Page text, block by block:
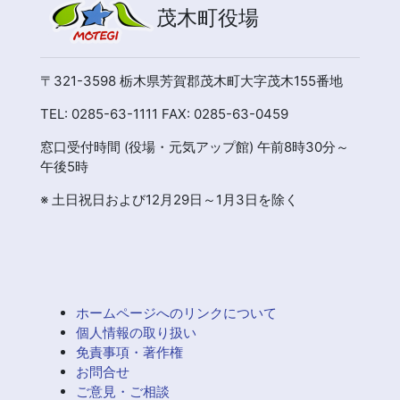
茂木町役場
〒321-3598 栃木県芳賀郡茂木町大字茂木155番地
TEL: 0285-63-1111 FAX: 0285-63-0459
窓口受付時間 (役場・元気アップ館) 午前8時30分～
午後5時
※ 土日祝日および12月29日～1月3日を除く
ホームページへのリンクについて
個人情報の取り扱い
免責事項・著作権
お問合せ
ご意見・ご相談